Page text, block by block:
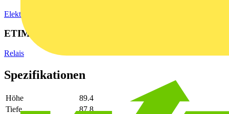
Elektronische Bauteile
ETIM Group
Relais
Spezifikationen
Höhe
89.4
Tiefe
87.8